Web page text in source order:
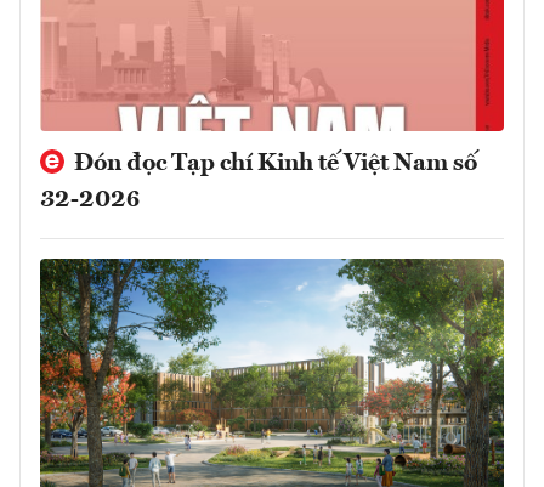
Đón đọc Tạp chí Kinh tế Việt Nam số
32-2026